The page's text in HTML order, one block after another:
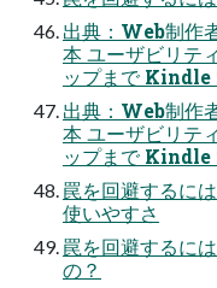
出典：Web制作
本 ユーザビリテ
ップまで Kindle
出典：Web制作
本 ユーザビリテ
ップまで Kindle
罠を回避するに
使いやすさ
罠を回避するに
の？